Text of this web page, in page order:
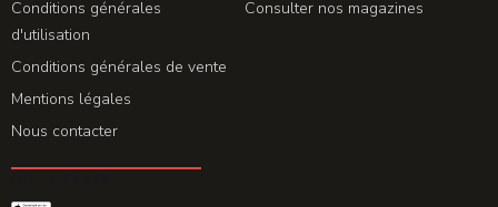
Conditions générales
d'utilisation
Conditions générales de vente
Mentions légales
Nous contacter
Consulter nos magazines